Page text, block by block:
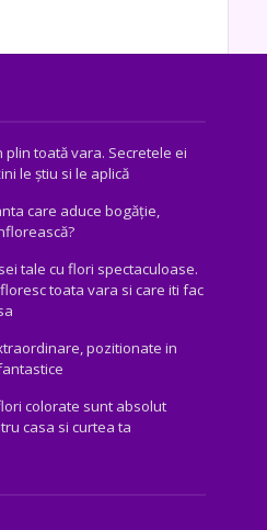
toată vara. Secretele ei
le știu si le aplică
care aduce bogăţie,
tale cu flori spectaculoase.
toata vara si care iti fac
pozitionate in
colorate sunt absolut
casa si curtea ta